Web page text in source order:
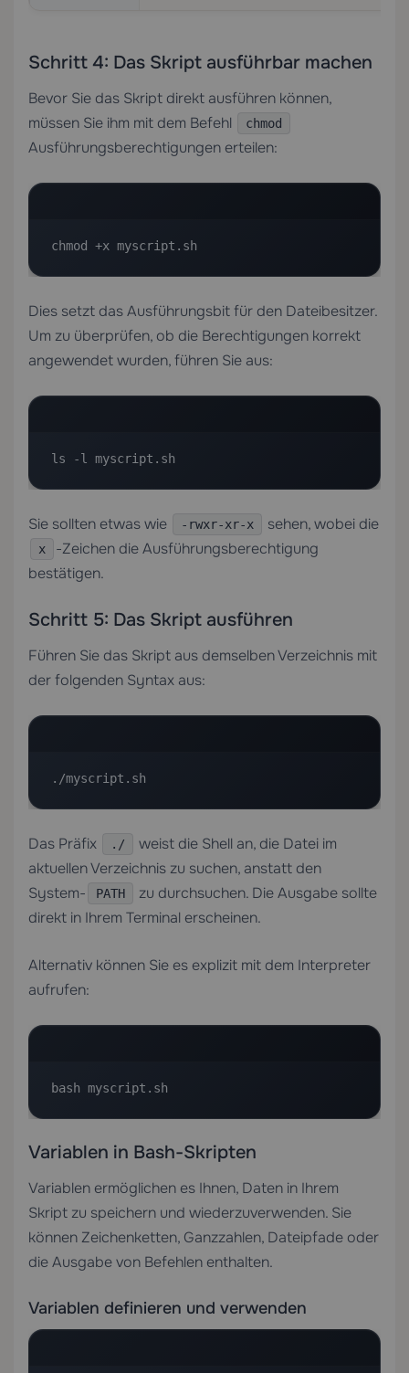
Schritt 4: Das Skript ausführbar machen
Bevor Sie das Skript direkt ausführen können,
müssen Sie ihm mit dem Befehl
chmod
Ausführungsberechtigungen erteilen:
chmod +x myscript.sh
Dies setzt das Ausführungsbit für den Dateibesitzer.
Um zu überprüfen, ob die Berechtigungen korrekt
angewendet wurden, führen Sie aus:
ls -l myscript.sh
Sie sollten etwas wie -rwxr-xr-x sehen, wobei die
x
-Zeichen die Ausführungsberechtigung
bestätigen.
Schritt 5: Das Skript ausführen
Führen Sie das Skript aus demselben Verzeichnis mit
der folgenden Syntax aus:
./myscript.sh
Das Präfix ./
weist die Shell an, die Datei im
aktuellen Verzeichnis zu suchen, anstatt den
System-
PATH
zu durchsuchen. Die Ausgabe sollte
direkt in Ihrem Terminal erscheinen.
Alternativ können Sie es explizit mit dem Interpreter
aufrufen:
bash myscript.sh
Variablen in Bash-Skripten
Variablen ermöglichen es Ihnen, Daten in Ihrem
Skript zu speichern und wiederzuverwenden. Sie
können Zeichenketten, Ganzzahlen, Dateipfade oder
die Ausgabe von Befehlen enthalten.
Variablen definieren und verwenden